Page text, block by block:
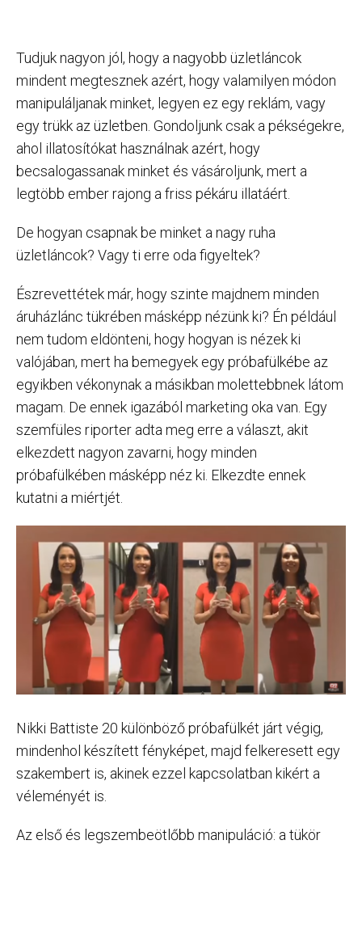
Tudjuk nagyon jól, hogy a nagyobb üzletláncok
mindent megtesznek azért, hogy valamilyen módon
manipuláljanak minket, legyen ez egy reklám, vagy
egy trükk az üzletben. Gondoljunk csak a pékségekre,
ahol illatosítókat használnak azért, hogy
becsalogassanak minket és vásároljunk, mert a
legtöbb ember rajong a friss pékáru illatáért.
De hogyan csapnak be minket a nagy ruha
üzletláncok? Vagy ti erre oda figyeltek?
Észrevettétek már, hogy szinte majdnem minden
áruházlánc tükrében másképp nézünk ki? Én például
nem tudom eldönteni, hogy hogyan is nézek ki
valójában, mert ha bemegyek egy próbafülkébe az
egyikben vékonynak a másikban molettebbnek látom
magam. De ennek igazából marketing oka van. Egy
szemfüles riporter adta meg erre a választ, akit
elkezdett nagyon zavarni, hogy minden
próbafülkében másképp néz ki. Elkezdte ennek
kutatni a miértjét.
Nikki Battiste 20 különböző próbafülkét járt végig,
mindenhol készített fényképet, majd felkeresett egy
szakembert is, akinek ezzel kapcsolatban kikért a
véleményét is.
Az első és legszembeötlőbb manipuláció: a tükör